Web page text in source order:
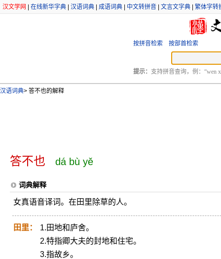
汉文学网 在线新华字典 汉语词典 成语词典 中文转拼音 文言文字典 繁体字转
按拼音检索 按部首检索
提示： 支持拼音查询，例：“wen
汉语词典> 答不也的解释
答不也 dá bù yě
词典解释
女真语音译词。在田里除草的人。
田里：
1.田地和庐舍。
2.特指卿大夫的封地和住宅。
3.指故乡。